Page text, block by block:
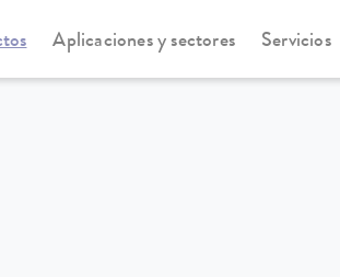
Aplicaciones y sectores Servicios
refrigeración Universa